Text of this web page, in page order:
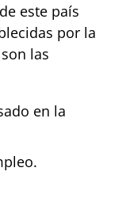
este país
por la
las
en la